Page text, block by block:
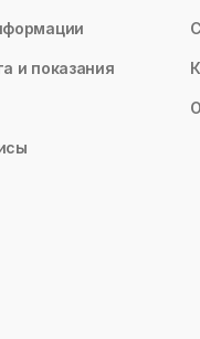
и показания